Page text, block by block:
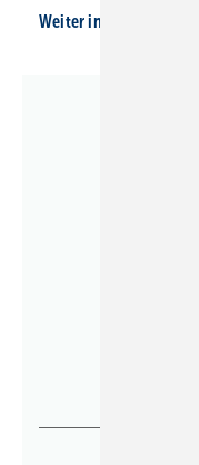
Weiter informieren